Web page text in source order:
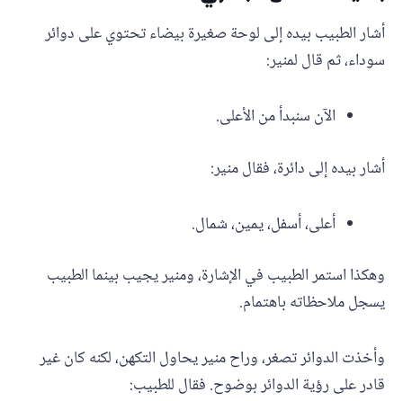
أشار الطبيب بيده إلى لوحة صغيرة بيضاء تحتوي على دوائر
سوداء، ثم قال لمنير:
الآن سنبدأ من الأعلى.
أشار بيده إلى دائرة، فقال منير:
أعلى، أسفل، يمين، شمال.
وهكذا استمر الطبيب في الإشارة، ومنير يجيب بينما الطبيب
يسجل ملاحظاته باهتمام.
وأخذت الدوائر تصغر، وراح منير يحاول التكهن، لكنه كان غير
قادر على رؤية الدوائر بوضوح. فقال للطبيب: